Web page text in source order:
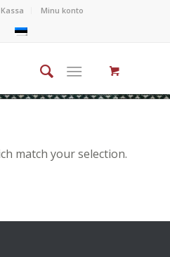
Kassa Minu konto
match your selection.